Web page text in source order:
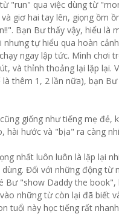
"run" qua việc dùng từ
giơ hai tay lên, giọng ồm
Bạn Bư thấy vậy, hiểu là
nhưng tự hiểu qua hoàn
ngay lập tức. Mình chơi
và thỉnh thoảng lại lặp lại.
là thêm 1, 2 lần nữa), bạn
giống như tiếng mẹ đẻ,
hài hước và "bịa" ra càng
nhất luôn luôn là lặp lại
dùng. Đối với những động từ
Bư "show Daddy the
những từ còn lại đã biết
tuổi này học tiếng rất